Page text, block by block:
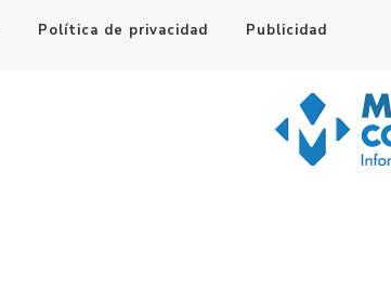
Política de privacidad Publicidad